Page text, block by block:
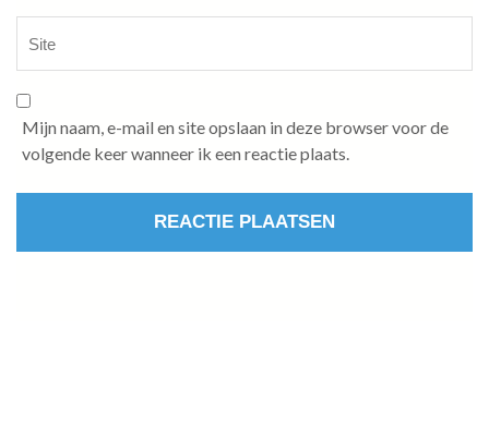
Mijn naam, e-mail en site opslaan in deze browser voor de
volgende keer wanneer ik een reactie plaats.